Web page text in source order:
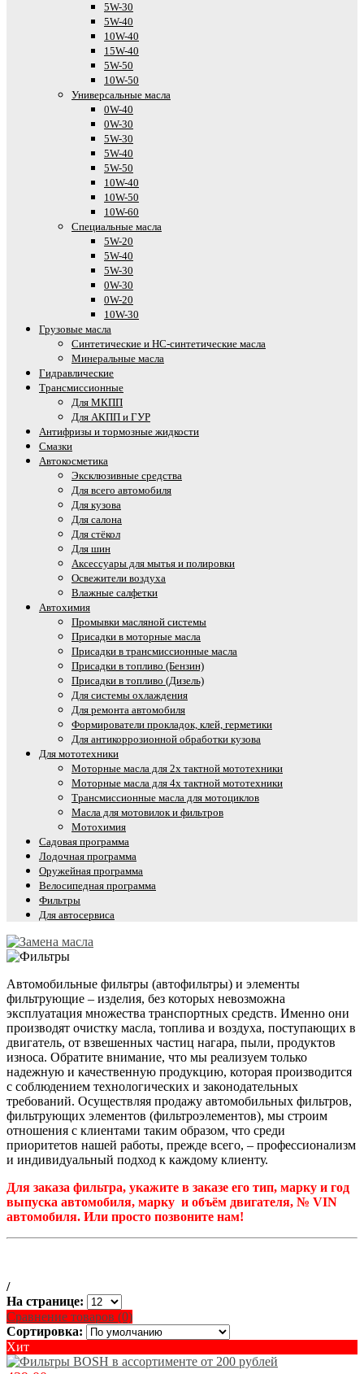
5W-30
5W-40
10W-40
15W-40
5W-50
10W-50
Универсальные масла
0W-40
0W-30
5W-30
5W-40
5W-50
10W-40
10W-50
10W-60
Специальные масла
5W-20
5W-40
5W-30
0W-30
0W-20
10W-30
Грузовые масла
Cинтетические и HC-синтетические масла
Минеральные масла
Гидравлические
Трансмиссионные
Для МКПП
Для АКПП и ГУР
Антифризы и тормозные жидкости
Смазки
Автокосметика
Эксклюзивные средства
Для всего автомобиля
Для кузова
Для салона
Для стёкол
Для шин
Аксессуары для мытья и полировки
Освежители воздуха
Влажные салфетки
Автохимия
Промывки масляной системы
Присадки в моторные масла
Присадки в трансмиссионные масла
Присадки в топливо (Бензин)
Присадки в топливо (Дизель)
Для системы охлаждения
Для ремонта автомобиля
Формирователи прокладок, клей, герметики
Для антикоррозионной обработки кузова
Для мототехники
Моторные масла для 2х тактной мототехники
Моторные масла для 4х тактной мототехники
Трансмиссионные масла для мотоциклов
Масла для мотовилок и фильтров
Мотохимия
Садовая программа
Лодочная программа
Оружейная программа
Велосипедная программа
Фильтры
Для автосервиса
Автомобильные фильтры (автофильтры) и элементы
фильтрующие – изделия, без которых невозможна
эксплуатация множества транспортных средств. Именно они
производят очистку масла, топлива и воздуха, поступающих в
двигатель, от взвешенных частиц нагара, пыли, продуктов
износа. Обратите внимание, что мы реализуем только
надежную и качественную продукцию, которая производится
с соблюдением технологических и законодательных
требований. Осуществляя продажу автомобильных фильтров,
фильтрующих элементов (фильтроэлементов), мы строим
отношения с клиентами таким образом, что среди
приоритетов нашей работы, прежде всего, – профессионализм
и индивидуальный подход к каждому клиенту.
Для заказа фильтра, укажите в заказе его тип, марку и год
выпуска автомобиля, марку и объём двигателя, № VIN
автомобиля. Или просто позвоните нам!
/
На странице:
Сравнение товаров (0)
Сортировка:
Хит